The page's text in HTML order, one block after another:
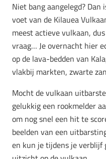
Niet bang aangelegd? Dan
voet van de Kilauea
meest actieve vulkaan,
vraag… Je overnacht hier
op de lava-bedden van
vlakbij markten, zwarte
Mocht de vulkaan
gelukkig een rookmelder
om nog snel een hit te
beelden van een
en kun je tijdens je verblijf